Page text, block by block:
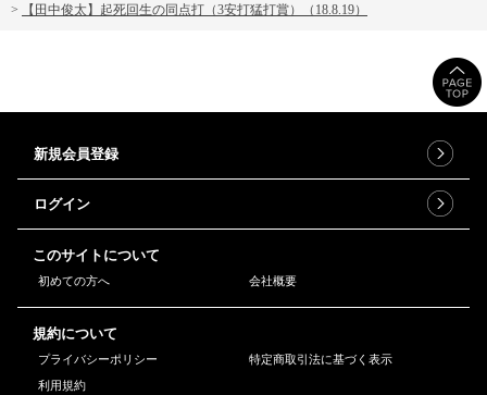
>
【田中俊太】起死回生の同点打（3安打猛打賞）（18.8.19）
新規会員登録
ログイン
このサイトについて
初めての方へ 会社概要
規約について
プライバシーポリシー
特定商取引法に基づく表示
利用規約